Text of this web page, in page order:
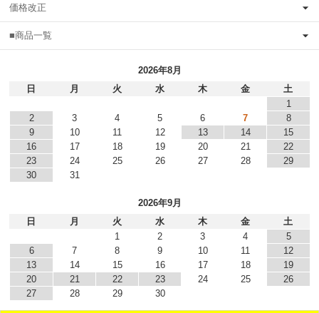
価格改正
■商品一覧
2026年8月
日
月 火 水 木 金
土
1
2
3 4 5 6 7
8
9
10 11 12 13 14
15
16
17 18 19 20 21
22
23
24 25 26 27 28
29
30
31
2026年9月
日
月 火 水 木 金
土
1
2 3 4
5
6
7 8 9 10 11
12
13
14 15 16 17 18
19
20
21 22 23 24 25
26
27
28 29 30